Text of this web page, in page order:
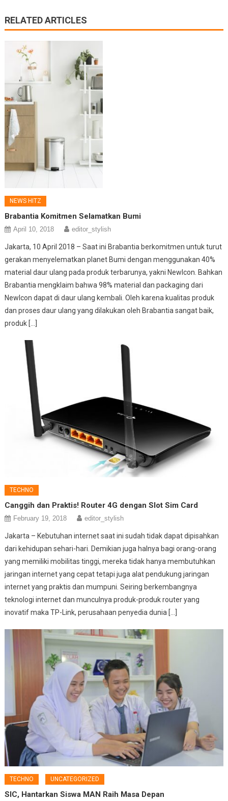
RELATED ARTICLES
NEWS HITZ
Brabantia Komitmen Selamatkan Bumi
April 10, 2018 editor_stylish
Jakarta, 10 April 2018 – Saat ini Brabantia berkomitmen untuk turut
gerakan menyelematkan planet Bumi dengan menggunakan 40%
material daur ulang pada produk terbarunya, yakni NewIcon. Bahkan
Brabantia mengklaim bahwa 98% material dan packaging dari
NewIcon dapat di daur ulang kembali. Oleh karena kualitas produk
dan proses daur ulang yang dilakukan oleh Brabantia sangat baik,
produk […]
TECHNO
Canggih dan Praktis! Router 4G dengan Slot Sim Card
February 19, 2018 editor_stylish
Jakarta – Kebutuhan internet saat ini sudah tidak dapat dipisahkan
dari kehidupan sehari-hari. Demikian juga halnya bagi orang-orang
yang memiliki mobilitas tinggi, mereka tidak hanya membutuhkan
jaringan internet yang cepat tetapi juga alat pendukung jaringan
internet yang praktis dan mumpuni. Seiring berkembangnya
teknologi internet dan munculnya produk-produk router yang
inovatif maka TP-Link, perusahaan penyedia dunia […]
TECHNO UNCATEGORIZED
SIC, Hantarkan Siswa MAN Raih Masa Depan